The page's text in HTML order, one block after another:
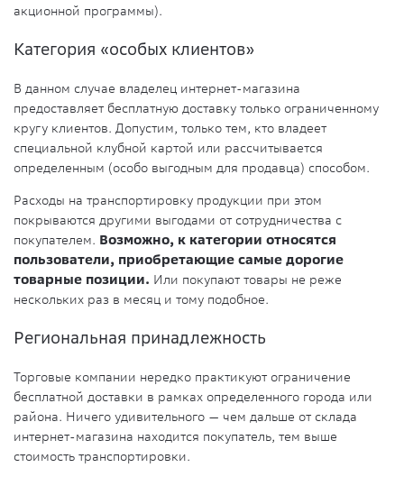
акционной программы).
Категория «особых клиентов»
В данном случае владелец интернет-магазина
предоставляет бесплатную доставку только ограниченному
кругу клиентов. Допустим, только тем, кто владеет
специальной клубной картой или рассчитывается
определенным (особо выгодным для продавца) способом.
Расходы на транспортировку продукции при этом
покрываются другими выгодами от сотрудничества с
покупателем. Возможно, к категории относятся
пользователи, приобретающие самые дорогие
товарные позиции. Или покупают товары не реже
нескольких раз в месяц и тому подобное.
Региональная принадлежность
Торговые компании нередко практикуют ограничение
бесплатной доставки в рамках определенного города или
района. Ничего удивительного — чем дальше от склада
интернет-магазина находится покупатель, тем выше
стоимость транспортировки.